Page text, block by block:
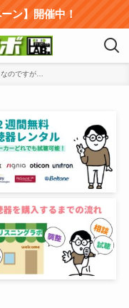
ン】開催中！
のですが…